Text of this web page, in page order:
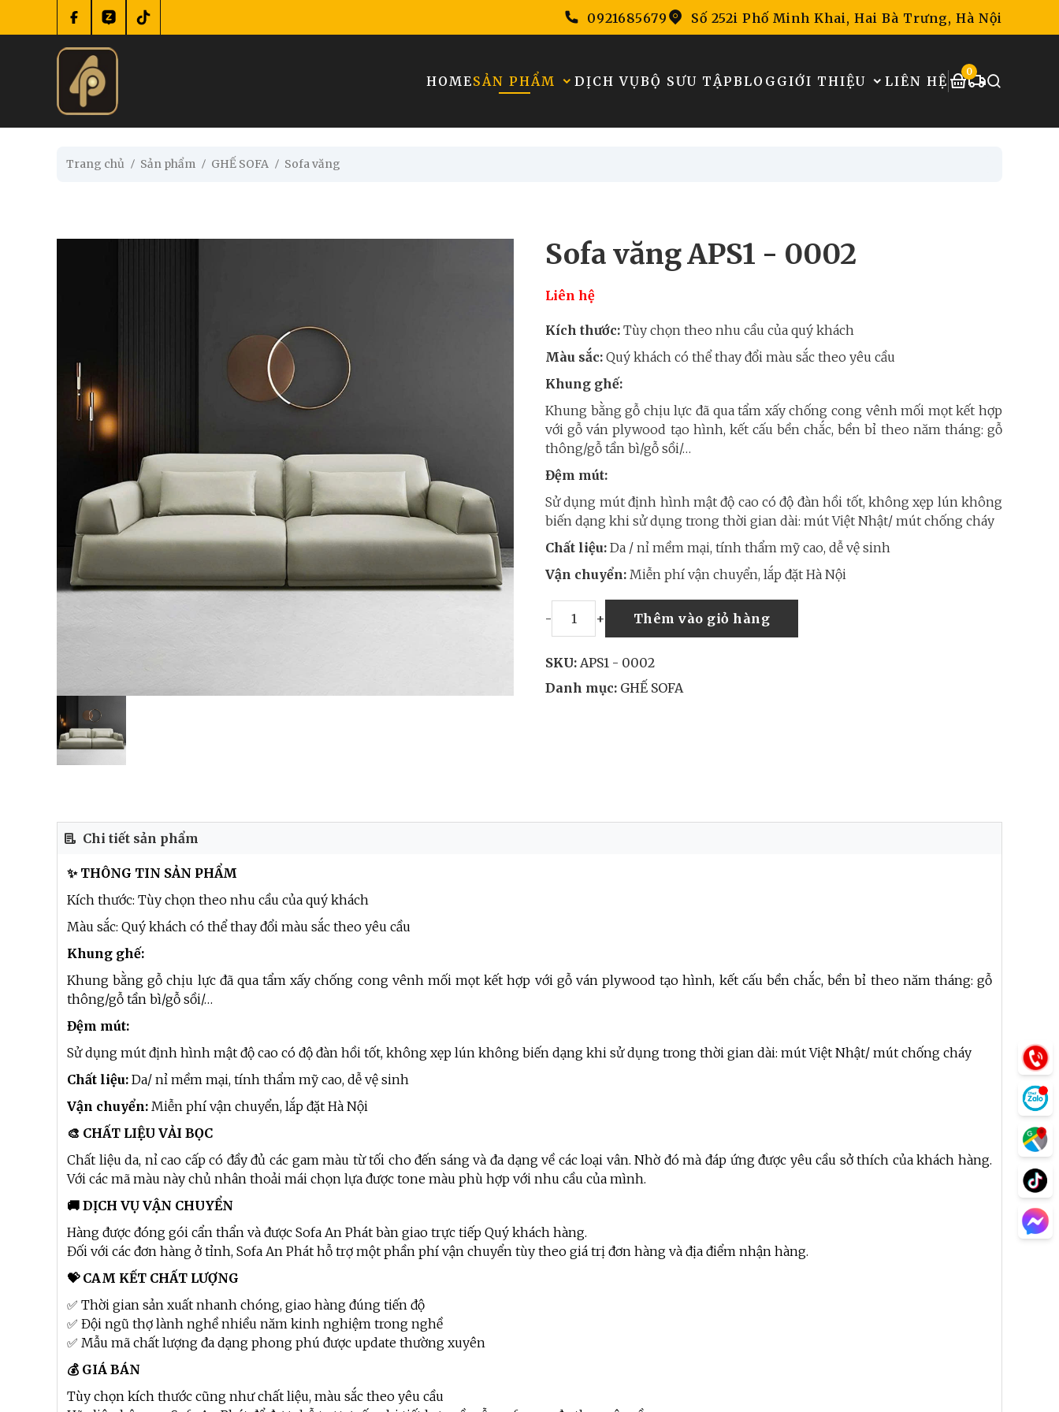
0921685679 Số 252i Phố Minh Khai, Hai Bà Trưng, Hà Nội
HOMESẢN PHẨM DỊCH VỤBỘ SƯU TẬPBLOG GIỚI THIỆU LIÊN HỆ
0
Trang chủ Sản phẩm GHẾ SOFA Sofa văng
Sofa văng APS1 - 0002
Liên hệ
Kích thước: Tùy chọn theo nhu cầu của quý khách
Màu sắc: Quý khách có thể thay đổi màu sắc theo yêu cầu
Khung ghế:
Khung bằng gỗ chịu lực đã qua tẩm xấy chống cong vênh mối mọt kết hợp
với gỗ ván plywood tạo hình, kết cấu bền chắc, bền bỉ theo năm tháng: gỗ
thông/gỗ tần bì/gỗ sồi/…
Đệm mút:
Sử dụng mút định hình mật độ cao có độ đàn hồi tốt, không xẹp lún không
biến dạng khi sử dụng trong thời gian dài: mút Việt Nhật/ mút chống cháy
Chất liệu: Da / nỉ mềm mại, tính thẩm mỹ cao, dễ vệ sinh
Vận chuyển: Miễn phí vận chuyển, lắp đặt Hà Nội
- + Thêm vào giỏ hàng
SKU: APS1 - 0002
Danh mục: GHẾ SOFA
Chi tiết sản phẩm
✨ THÔNG TIN SẢN PHẨM
Kích thước: Tùy chọn theo nhu cầu của quý khách
Màu sắc: Quý khách có thể thay đổi màu sắc theo yêu cầu
Khung ghế:
Khung bằng gỗ chịu lực đã qua tẩm xấy chống cong vênh mối mọt kết hợp với gỗ ván plywood tạo hình, kết cấu bền chắc, bền bỉ theo năm tháng: gỗ
thông/gỗ tần bì/gỗ sồi/…
Đệm mút:
Sử dụng mút định hình mật độ cao có độ đàn hồi tốt, không xẹp lún không biến dạng khi sử dụng trong thời gian dài: mút Việt Nhật/ mút chống cháy
Chất liệu: Da/ nỉ mềm mại, tính thẩm mỹ cao, dễ vệ sinh
Vận chuyển: Miễn phí vận chuyển, lắp đặt Hà Nội
🎨 CHẤT LIỆU VẢI BỌC
Chất liệu da, nỉ cao cấp có đầy đủ các gam màu từ tối cho đến sáng và đa dạng về các loại vân. Nhờ đó mà đáp ứng được yêu cầu sở thích của khách hàng.
Với các mã màu này chủ nhân thoải mái chọn lựa được tone màu phù hợp với nhu cầu của mình.
🚚 DỊCH VỤ VẬN CHUYỂN
Hàng được đóng gói cẩn thẩn và được Sofa An Phát bàn giao trực tiếp Quý khách hàng.
Đối với các đơn hàng ở tỉnh, Sofa An Phát hỗ trợ một phần phí vận chuyển tùy theo giá trị đơn hàng và địa điểm nhận hàng.
💝 CAM KẾT CHẤT LƯỢNG
✅ Thời gian sản xuất nhanh chóng, giao hàng đúng tiến độ
✅ Đội ngũ thợ lành nghề nhiều năm kinh nghiệm trong nghề
✅ Mẫu mã chất lượng đa dạng phong phú được update thường xuyên
💰 GIÁ BÁN
Tùy chọn kích thước cũng như chất liệu, màu sắc theo yêu cầu